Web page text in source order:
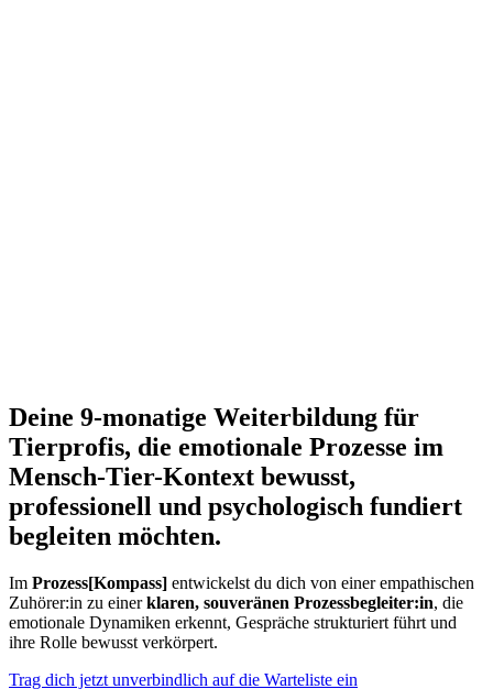
Deine 9-monatige Weiterbildung für
Tierprofis, die emotionale Prozesse im
Mensch-Tier-Kontext bewusst,
professionell und psychologisch fundiert
begleiten möchten.
Im Prozess[Kompass] entwickelst du dich von einer empathischen
Zuhörer:in zu einerklaren, souveränen Prozessbegleiter:in, die
emotionale Dynamiken erkennt, Gespräche strukturiert führt und
ihre Rolle bewusst verkörpert.
Trag dich jetzt unverbindlich auf die Warteliste ein